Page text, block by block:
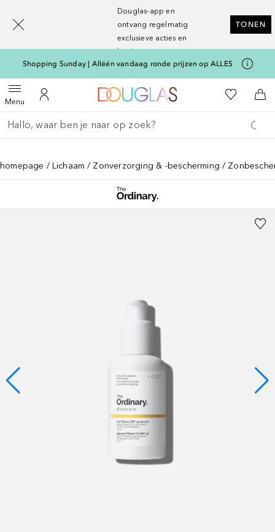
Douglas-app en
ontvang regelmatig
exclusieve acties en
kortingen
TONEN
Shopping Sunday | Alléén vandaag ronde prijzen op ALLES
MenuOpen menuNaar Mijn Account
Naar Douglas Home
Naar Mijn
Ga terug
Zoekopdracht uitvoeren
homepage Lichaam Zonverzorging & -bescherming
[navigation.slideout.screenreader]